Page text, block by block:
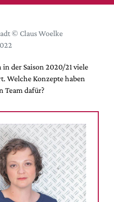
© Claus Woelke
der Saison 2020/21 viele
Welche Konzepte haben
Team dafür?